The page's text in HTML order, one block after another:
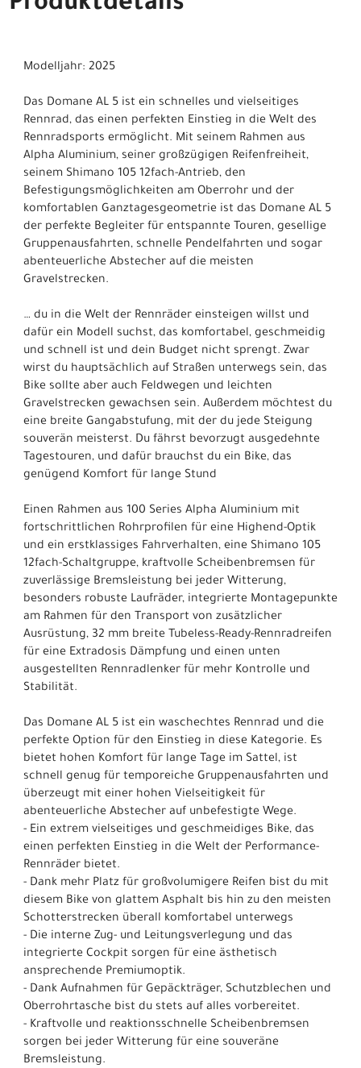
Modelljahr: 2025
Das Domane AL 5 ist ein schnelles und vielseitiges
Rennrad, das einen perfekten Einstieg in die Welt des
Rennradsports ermöglicht. Mit seinem Rahmen aus
Alpha Aluminium, seiner großzügigen Reifenfreiheit,
seinem Shimano 105 12fach-Antrieb, den
Befestigungsmöglichkeiten am Oberrohr und der
komfortablen Ganztagesgeometrie ist das Domane AL 5
der perfekte Begleiter für entspannte Touren, gesellige
Gruppenausfahrten, schnelle Pendelfahrten und sogar
abenteuerliche Abstecher auf die meisten
Gravelstrecken.
… du in die Welt der Rennräder einsteigen willst und
dafür ein Modell suchst, das komfortabel, geschmeidig
und schnell ist und dein Budget nicht sprengt. Zwar
wirst du hauptsächlich auf Straßen unterwegs sein, das
Bike sollte aber auch Feldwegen und leichten
Gravelstrecken gewachsen sein. Außerdem möchtest du
eine breite Gangabstufung, mit der du jede Steigung
souverän meisterst. Du fährst bevorzugt ausgedehnte
Tagestouren, und dafür brauchst du ein Bike, das
genügend Komfort für lange Stund
Einen Rahmen aus 100 Series Alpha Aluminium mit
fortschrittlichen Rohrprofilen für eine Highend-Optik
und ein erstklassiges Fahrverhalten, eine Shimano 105
12fach-Schaltgruppe, kraftvolle Scheibenbremsen für
zuverlässige Bremsleistung bei jeder Witterung,
besonders robuste Laufräder, integrierte Montagepunkte
am Rahmen für den Transport von zusätzlicher
Ausrüstung, 32 mm breite Tubeless-Ready-Rennradreifen
für eine Extradosis Dämpfung und einen unten
ausgestellten Rennradlenker für mehr Kontrolle und
Stabilität.
Das Domane AL 5 ist ein waschechtes Rennrad und die
perfekte Option für den Einstieg in diese Kategorie. Es
bietet hohen Komfort für lange Tage im Sattel, ist
schnell genug für temporeiche Gruppenausfahrten und
überzeugt mit einer hohen Vielseitigkeit für
abenteuerliche Abstecher auf unbefestigte Wege.
- Ein extrem vielseitiges und geschmeidiges Bike, das
einen perfekten Einstieg in die Welt der Performance-
Rennräder bietet.
- Dank mehr Platz für großvolumigere Reifen bist du mit
diesem Bike von glattem Asphalt bis hin zu den meisten
Schotterstrecken überall komfortabel unterwegs
- Die interne Zug- und Leitungsverlegung und das
integrierte Cockpit sorgen für eine ästhetisch
ansprechende Premiumoptik.
- Dank Aufnahmen für Gepäckträger, Schutzblechen und
Oberrohrtasche bist du stets auf alles vorbereitet.
- Kraftvolle und reaktionsschnelle Scheibenbremsen
sorgen bei jeder Witterung für eine souveräne
Bremsleistung.